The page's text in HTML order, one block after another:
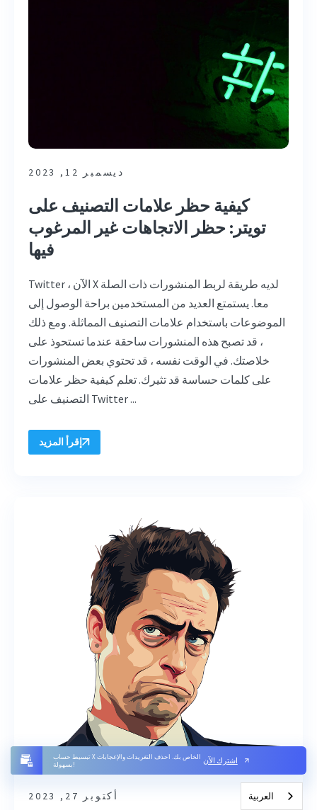
تبسيط حساب X الخاص بك. احذف التغريدات والإعجابات
بسهولة!
اشترك الآن
ديسمبر 12, 2023
كيفية حظر علامات التصنيف على
تويتر: حظر الاتجاهات غير المرغوب
فيها
Twitter ، الآن X لديه طريقة لربط المنشورات ذات الصلة
معا. يستمتع العديد من المستخدمين براحة الوصول إلى
الموضوعات باستخدام علامات التصنيف المماثلة. ومع ذلك
، قد تصبح هذه المنشورات ساحقة عندما تستحوذ على
خلاصتك. في الوقت نفسه ، قد تحتوي بعض المنشورات
على كلمات حساسة قد تثيرك. تعلم كيفية حظر علامات
التصنيف على Twitter ...
إقرأ المزيد
أكتوبر 27, 2023 العربية‏